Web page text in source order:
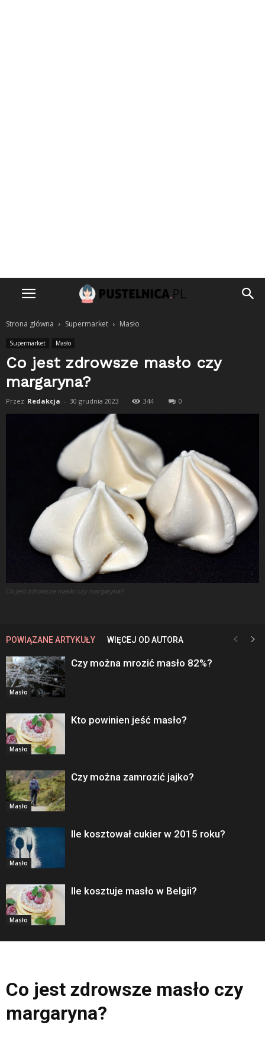
Strona główna Supermarket Masło
Supermarket Masło
Co jest zdrowsze masło czy
margaryna?
Przez Redakcja - 30 grudnia 2023 344 0
Co jest zdrowsze masło czy margaryna?
POWIĄZANE ARTYKUŁY WIĘCEJ OD AUTORA
Masło
Czy można mrozić masło 82%?
Masło
Kto powinien jeść masło?
Masło
Czy można zamrozić jajko?
Masło
Ile kosztował cukier w 2015 roku?
Masło
Ile kosztuje masło w Belgii?
Co jest zdrowsze masło czy
margaryna?